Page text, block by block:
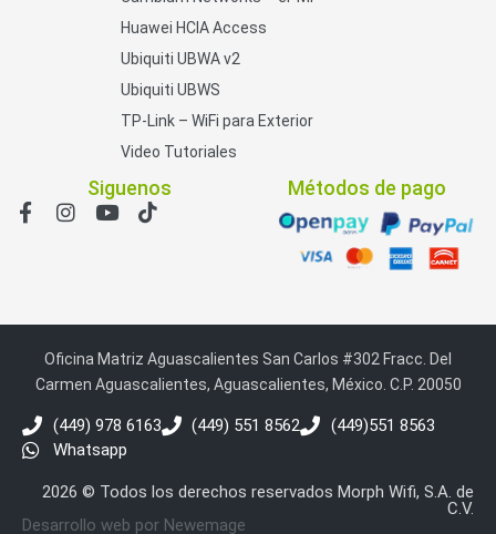
Huawei HCIA Access
Ubiquiti UBWA v2
Ubiquiti UBWS
TP-Link – WiFi para Exterior
Video Tutoriales
Siguenos Métodos de pago
Oficina Matriz Aguascalientes San Carlos #302 Fracc. Del
Carmen Aguascalientes, Aguascalientes, México. C.P. 20050
(449) 978 6163 (449) 551 8562
(449)551 8563
Whatsapp
2026 © Todos los derechos reservados Morph Wifi, S.A. de
C.V.
Desarrollo web por Newemage